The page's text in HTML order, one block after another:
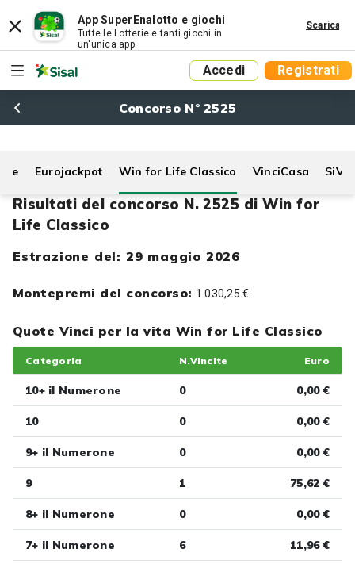
App SuperEnalotto e giochi
Tutte le Lotterie e tanti giochi in
un'unica app.
Scarica
Accedi Registrati
Concorso N° 2525
Eurojackpot Win for Life Classico VinciCasa
Risultati del concorso N. 2525 di Win for
Life Classico
Estrazione del: 29 maggio 2026
Montepremi del concorso: 1.030,25 €
Quote Vinci per la vita Win for Life Classico
Categoria N.Vincite Euro
10+ il Numerone 0 0,00 €
10 0 0,00 €
9+ il Numerone 0 0,00 €
9 1 75,62 €
8+ il Numerone 0 0,00 €
7+ il Numerone 6 11,96 €